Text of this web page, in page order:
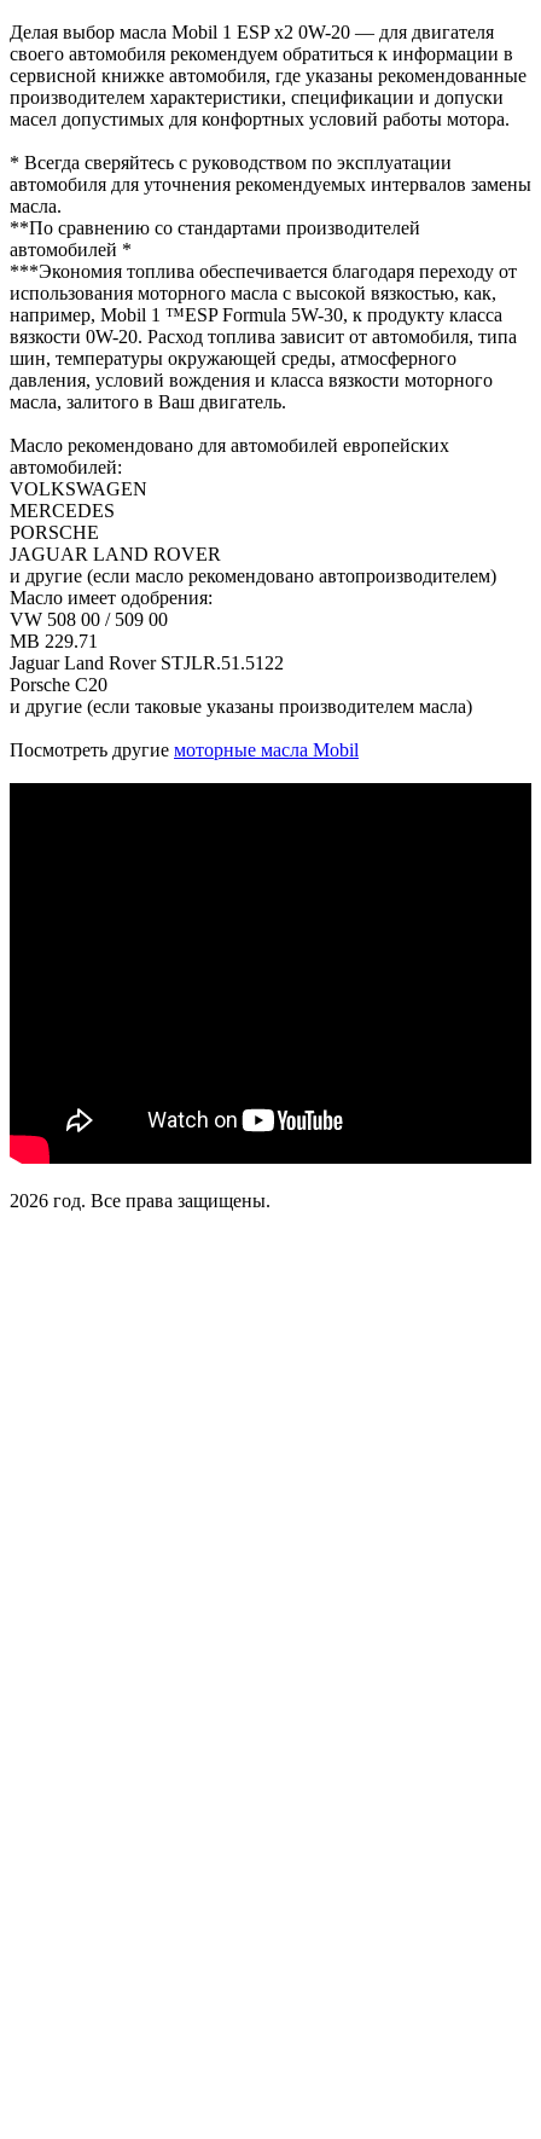
Делая выбор масла Mobil 1 ESP x2 0W-20 — для двигателя
своего автомобиля рекомендуем обратиться к информации в
сервисной книжке автомобиля, где указаны рекомендованные
производителем характеристики, спецификации и допуски
масел допустимых для конфортных условий работы мотора.
* Всегда сверяйтесь с руководством по эксплуатации
автомобиля для уточнения рекомендуемых интервалов замены
масла.
**По сравнению со стандартами производителей
автомобилей *
***Экономия топлива обеспечивается благодаря переходу от
использования моторного масла с высокой вязкостью, как,
например, Mobil 1 ™ESP Formula 5W-30, к продукту класса
вязкости 0W-20. Расход топлива зависит от автомобиля, типа
шин, температуры окружающей среды, атмосферного
давления, условий вождения и класса вязкости моторного
масла, залитого в Ваш двигатель.
Масло рекомендовано для автомобилей европейских
автомобилей:
VOLKSWAGEN
MERCEDES
PORSCHE
JAGUAR LAND ROVER
и другие (если масло рекомендовано автопроизводителем)
Масло имеет одобрения:
VW 508 00 / 509 00
MB 229.71
Jaguar Land Rover STJLR.51.5122
Porsche C20
и другие (если таковые указаны производителем масла)
Посмотреть другие моторные масла Mobil
2026 год. Все права защищены.